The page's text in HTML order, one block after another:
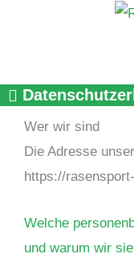
Wer wir sind
Die Adresse
https://
Welche
und warum wir